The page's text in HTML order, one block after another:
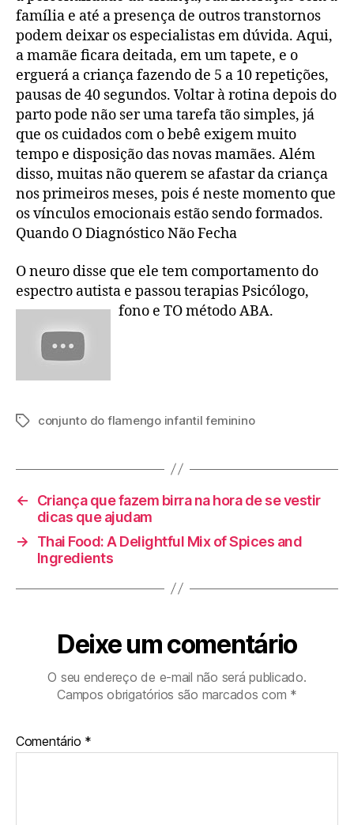
família e até a presença de outros transtornos
podem deixar os especialistas em dúvida. Aqui,
a mamãe ficara deitada, em um tapete, e o
erguerá a criança fazendo de 5 a 10 repetições,
pausas de 40 segundos. Voltar à rotina depois do
parto pode não ser uma tarefa tão simples, já
que os cuidados com o bebê exigem muito
tempo e disposição das novas mamães. Além
disso, muitas não querem se afastar da criança
nos primeiros meses, pois é neste momento que
os vínculos emocionais estão sendo formados.
Quando O Diagnóstico Não Fecha
O neuro disse que ele tem comportamento do
espectro autista e passou terapias Psicólogo,
fono e TO método ABA.
Tagsconjunto do flamengo infantil feminino
←
Criança que fazem birra na hora de se vestir
dicas que ajudam
→
Thai Food: A Delightful Mix of Spices and
Ingredients
Deixe um comentário
O seu endereço de e-mail não será publicado.
Campos obrigatórios são marcados com *
Comentário *